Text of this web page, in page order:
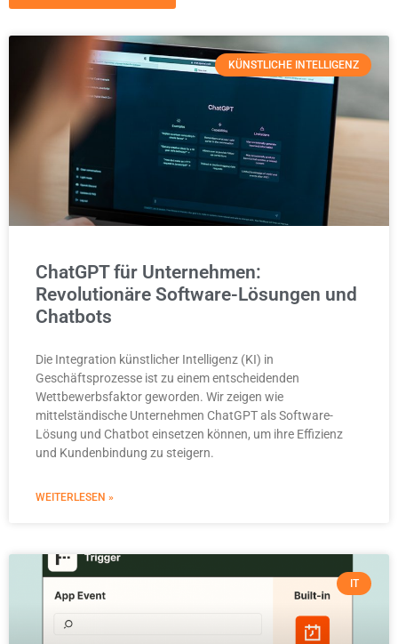
KÜNSTLICHE INTELLIGENZ
ChatGPT für Unternehmen:
Revolutionäre Software-Lösungen und
Chatbots
Die Integration künstlicher Intelligenz (KI) in
Geschäftsprozesse ist zu einem entscheidenden
Wettbewerbsfaktor geworden. Wir zeigen wie
mittelständische Unternehmen ChatGPT als Software-
Lösung und Chatbot einsetzen können, um ihre Effizienz
und Kundenbindung zu steigern.
WEITERLESEN »
IT